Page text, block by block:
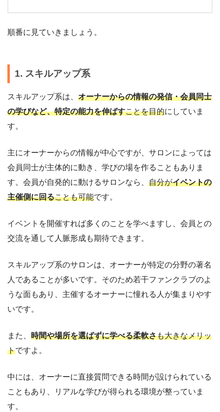
順番に見ていきましょう。
1. スキルアップ系
スキルアップ系は、 オーナーからの情報の発信・会員同士
の学びなど、特定の能力を伸ばすことを目的にしていま
す。
主にオーナーからの情報が中心ですが、サロンによっては
会員同士が主体的に動き、学びの場を作ることもありま
す。会員が自発的に動けるサロンなら、 自分がイベントの
主催側に回ることも可能です。
イベントを開催すれば多くのことを学べますし、会員との
交流を通して人脈形成も期待できます。
スキルアップ系のサロンは、オーナーが特定の分野の著名
人であることが多いです。そのため若干ファンクラブのよ
うな面もあり、主催するオーナーに憧れる人が集まりやす
いです。
また、 時間や場所を選ばずに学べる柔軟さも大きなメリッ
トですよ。
中には、オーナーに直接質問できる時間が設けられている
こともあり、リアルな学びが得られる環境が整っていま
す。